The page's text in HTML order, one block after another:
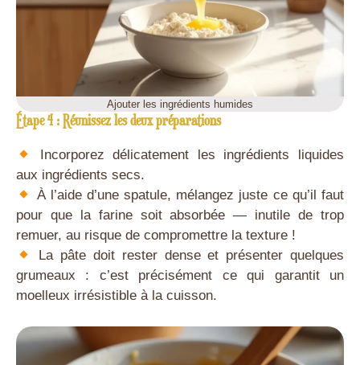
Ajouter les ingrédients humides
Étape 4 : Réunissez les deux préparations
Incorporez délicatement les ingrédients liquides
aux ingrédients secs.
À l’aide d’une spatule, mélangez juste ce qu’il faut
pour que la farine soit absorbée — inutile de trop
remuer, au risque de compromettre la texture !
La pâte doit rester dense et présenter quelques
grumeaux : c’est précisément ce qui garantit un
moelleux irrésistible à la cuisson.